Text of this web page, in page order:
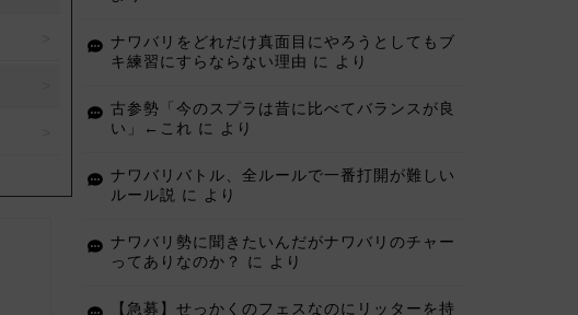
ナワバリをどれだけ真面目にやろうとしてもブ
キ練習にすらならない理由 に より
古参勢「今のスプラは昔に比べてバランスが良
い」←これ に より
ナワバリバトル、全ルールで一番打開が難しい
ルール説 に より
ナワバリ勢に聞きたいんだがナワバリのチャー
ってありなのか？
に より
【急募】せっかくのフェスなのにリッターを持